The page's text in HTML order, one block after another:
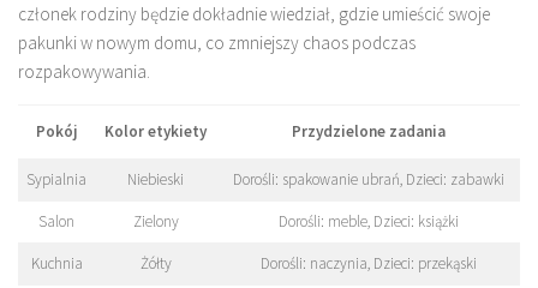
członek rodziny będzie dokładnie wiedział, gdzie umieścić swoje
pakunki w nowym domu, co zmniejszy chaos podczas
rozpakowywania.
Pokój Kolor etykiety Przydzielone zadania
Sypialnia Niebieski Dorośli: spakowanie ubrań, Dzieci: zabawki
Salon Zielony Dorośli: meble, Dzieci: książki
Kuchnia Żółty Dorośli: naczynia, Dzieci: przekąski